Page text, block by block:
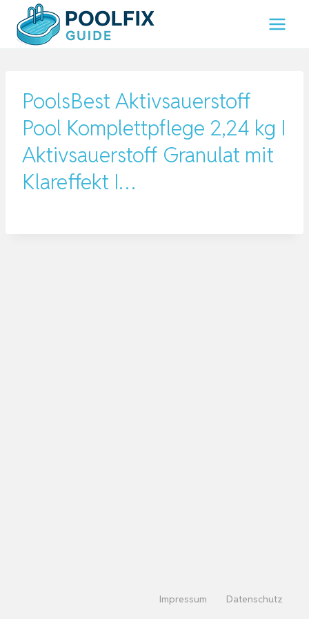
Inhalt
springen
PoolsBest Aktivsauerstoff
Pool Komplettpflege 2,24 kg I
Aktivsauerstoff Granulat mit
Klareffekt I…
Impressum Datenschutz